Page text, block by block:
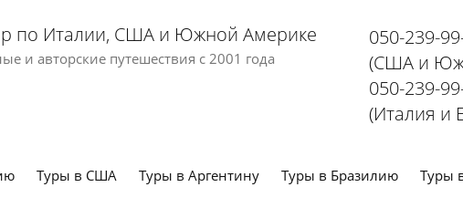
по Италии, США и Южной Америке
и авторские путешествия с 2001 года
050-239-
(США и
050-239-
(Италия и
Туры в США Туры в Аргентину Туры в Бразилию Туры